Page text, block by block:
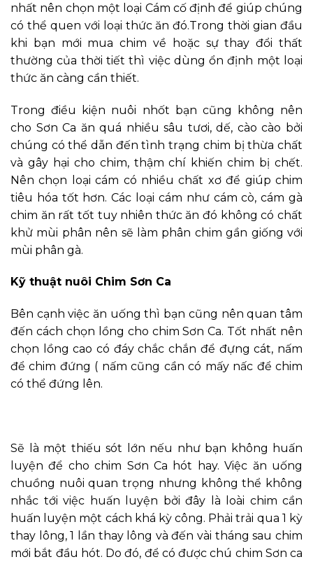
nhất nên chọn một loại Cám cố định để giúp chúng
có thể quen với loại thức ăn đó.Trong thời gian đầu
khi bạn mới mua chim về hoặc sự thay đổi thất
thường của thời tiết thì việc dùng ổn định một loại
thức ăn càng cần thiết.
Trong điều kiện nuôi nhốt bạn cũng không nên
cho Sơn Ca ăn quá nhiều sâu tươi, dế, cào cào bởi
chúng có thể dẫn đến tình trạng chim bị thừa chất
và gây hại cho chim, thậm chí khiến chim bị chết.
Nên chọn loại cám có nhiều chất xơ để giúp chim
tiêu hóa tốt hơn. Các loại cám như cám cò, cám gà
chim ăn rất tốt tuy nhiên thức ăn đó không có chất
khử mùi phân nên sẽ làm phân chim gần giống với
mùi phân gà.
Kỹ thuật nuôi Chim Sơn Ca
Bên cạnh việc ăn uống thì bạn cũng nên quan tâm
đến cách chọn lồng cho chim Sơn Ca. Tốt nhất nên
chọn lồng cao có đáy chắc chắn để đựng cát, nấm
để chim đứng ( nấm cũng cần có mấy nấc để chim
có thể đứng lên.
Sẽ là một thiếu sót lớn nếu như bạn không huấn
luyện để cho chim Sơn Ca hót hay. Việc ăn uống
chuồng nuôi quan trọng nhưng không thể không
nhắc tới việc huấn luyện bởi đây là loài chim cần
huấn luyện một cách khá kỳ công. Phải trải qua 1 kỳ
thay lông, 1 lần thay lông và đến vài tháng sau chim
mới bắt đầu hót. Do đó, để có được chú chim Sơn ca